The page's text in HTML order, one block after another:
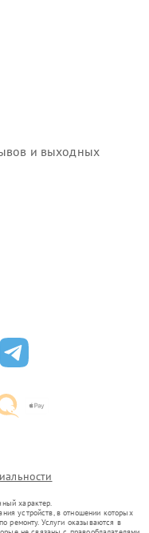
и выходных
характер.
устройств, в отношении которых
ремонту. Услуги оказываются в